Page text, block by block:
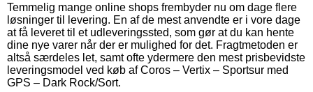
Temmelig mange online shops frembyder nu om dage flere
løsninger til levering. En af de mest anvendte er i vore dage
at få leveret til et udleveringssted, som gør at du kan hente
dine nye varer når der er mulighed for det. Fragtmetoden er
altså særdeles let, samt ofte ydermere den mest prisbevidste
leveringsmodel ved køb af Coros – Vertix – Sportsur med
GPS – Dark Rock/Sort.